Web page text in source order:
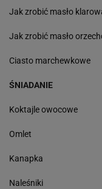
Jak zrobić masło
Jak zrobić masło
Ciasto marchewkowe
ŚNIADANIE
Koktajle owocowe
Omlet
Kanapka
Naleśniki